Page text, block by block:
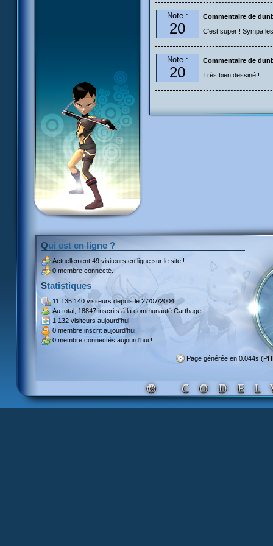
Note :
20
Commentaire de
C'est super ! Sympa
Note :
20
Commentaire de
Très bien dessiné !
Qui est en ligne ?
Actuellement 49 visiteurs en ligne sur le site !
0 membre connecté.
Statistiques
11 135 140 visiteursdepuis le 27/07/2004 !
Au total, 18847 inscritsà la communauté Carthage !
1 132 visiteurs aujourd'hui !
0 membre inscrit aujourd'hui !
0 membre connectés aujourd'hui !
Page générée en 0.044s